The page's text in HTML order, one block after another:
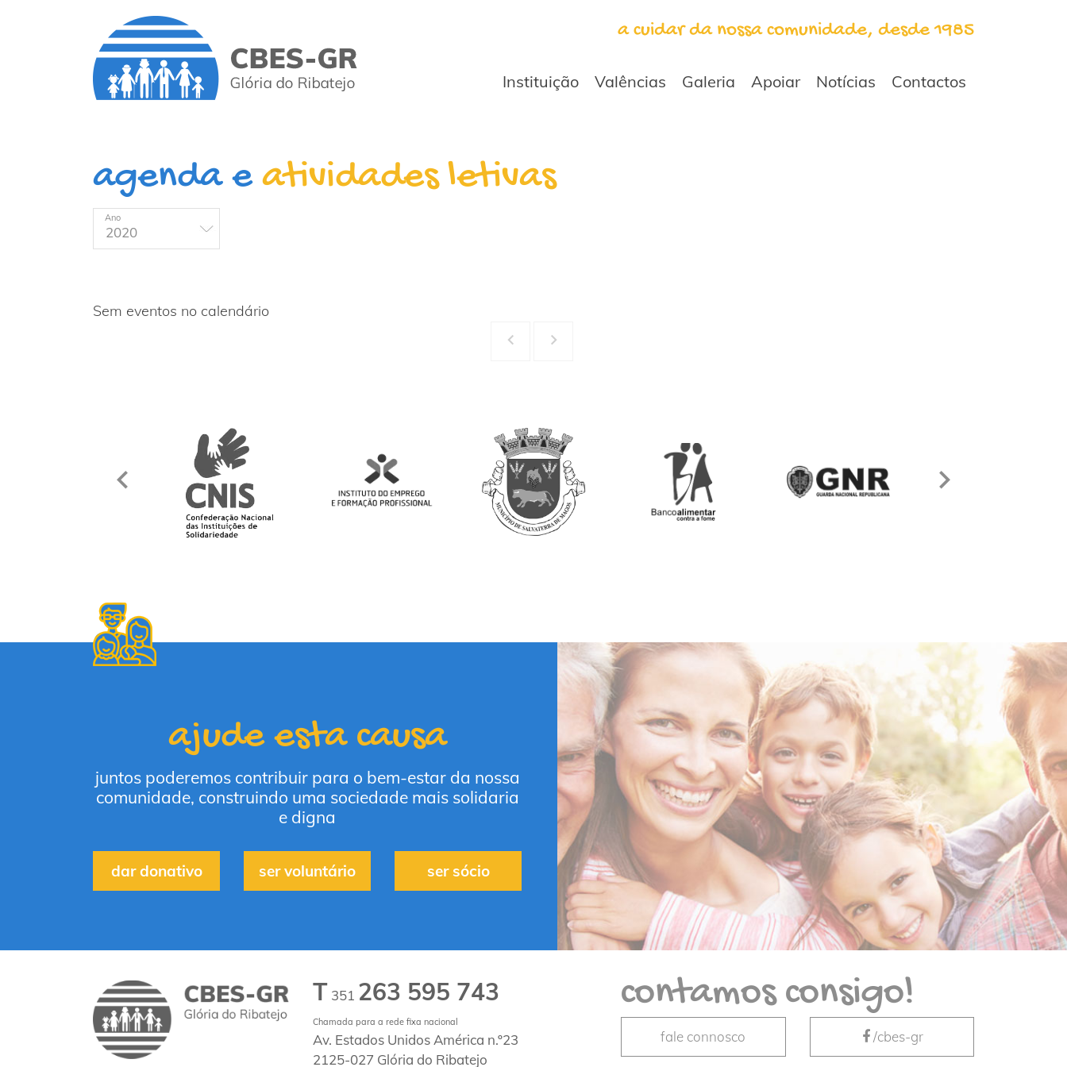
a cuidar da nossa comunidade, desde 1985
Instituição Valências Galeria Apoiar Notícias Contactos
agenda eatividades letivas
Ano
Sem eventos no calendário
ajude esta causa
juntos poderemos contribuir para o bem-estar da nossa
comunidade, construindo uma sociedade mais solidaria
e digna
dar donativo ser voluntário ser sócio
T 351 263 595 743
Chamada para a rede fixa nacional
Av. Estados Unidos América n.º23
2125-027 Glória do Ribatejo
contamos consigo!
fale connosco /cbes-gr